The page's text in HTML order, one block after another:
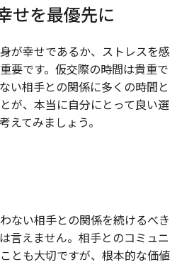
せを最優先に
が幸せであるか、ストレスを感
要です。仮交際の時間は貴重で
い相手との関係に多くの時間と
が、本当に自分にとって良い選
えてみましょう。
ない相手との関係を続けるべき
言えません。相手とのコミュニ
とも大切ですが、根本的な価値